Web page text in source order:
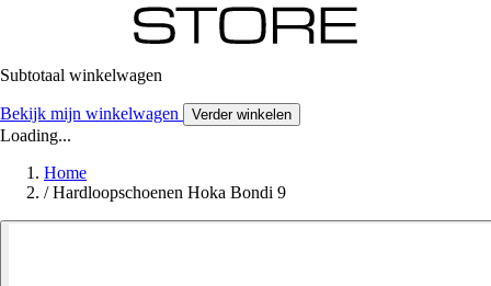
Subtotaal winkelwagen
Bekijk mijn winkelwagen Verder winkelen
Loading...
Home
/ Hardloopschoenen Hoka Bondi 9